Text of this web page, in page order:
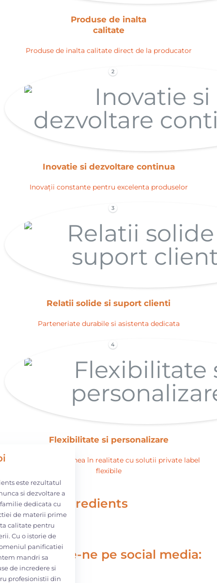
Produse de inalta
calitate
Produse de inalta calitate direct de la producator
Inovatie si dezvoltare continua
Inovații constante pentru excelenta produselor
2
Relatii solide si suport clienti
Parteneriate durabile si asistenta dedicata
3
Flexibilitate si personalizare
Transforma viziunea în realitate cu solutii private label
flexibile
4
Conmix Ingredients
este rezultatul
si dezvoltare a
dedicata cu
de materii prime
calitate pentru
Cu o istorie de
panificatiei
mandri sa
de incredere si
profesionistii din
Urmărește-ne pe social media: